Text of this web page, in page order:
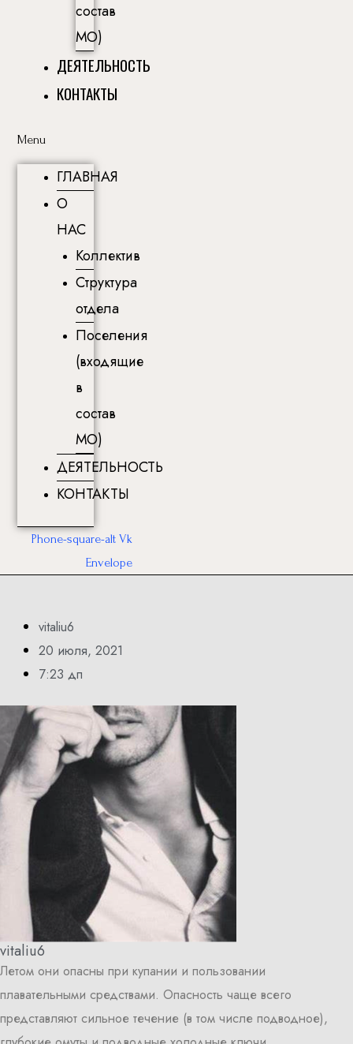
состав
МО)
ДЕЯТЕЛЬНОСТЬ
КОНТАКТЫ
Menu
ГЛАВНАЯ
О
НАС
Коллектив
Структура
отдела
Поселения
(входящие
в
состав
МО)
ДЕЯТЕЛЬНОСТЬ
КОНТАКТЫ
Phone-square-alt Vk
Envelope
vitaliu6
20 июля, 2021
7:23 дп
vitaliu6
Летом они опасны при купании и пользовании
плавательными средствами. Опасность чаще всего
представляют сильное течение (в том числе подводное),